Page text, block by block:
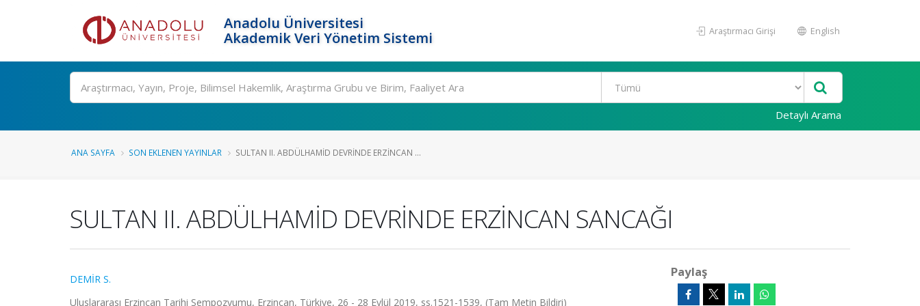
Anadolu Üniversitesi
Akademik Veri Yönetim Sistemi
Araştırmacı Girişi English
Ara
Detaylı Arama
ANA SAYFA SON EKLENEN YAYINLAR SULTAN II. ABDÜLHAMİD DEVRİNDE ERZİNCAN ...
SULTAN II. ABDÜLHAMİD DEVRİNDE ERZİNCAN SANCAĞI
DEMİR S.
Uluslararası Erzincan Tarihi Sempozyumu, Erzincan, Türkiye, 26 - 28 Eylül 2019, ss.1521-1539, (Tam Metin Bildiri)
Paylaş